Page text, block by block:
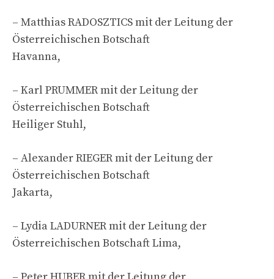
– Matthias RADOSZTICS mit der Leitung der
Österreichischen Botschaft
Havanna,
– Karl PRUMMER mit der Leitung der
Österreichischen Botschaft
Heiliger Stuhl,
– Alexander RIEGER mit der Leitung der
Österreichischen Botschaft
Jakarta,
– Lydia LADURNER mit der Leitung der
Österreichischen Botschaft Lima,